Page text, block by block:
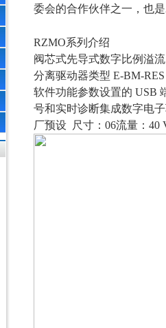
委会的合作伙伴之一，也
RZMO系列介绍
阀芯式先导式数字比例溢
分离驱动器类型 E-BM-
软件功能参数设置的 USB
号和实时诊断集成数字电
厂预设
尺寸： 06流量：40